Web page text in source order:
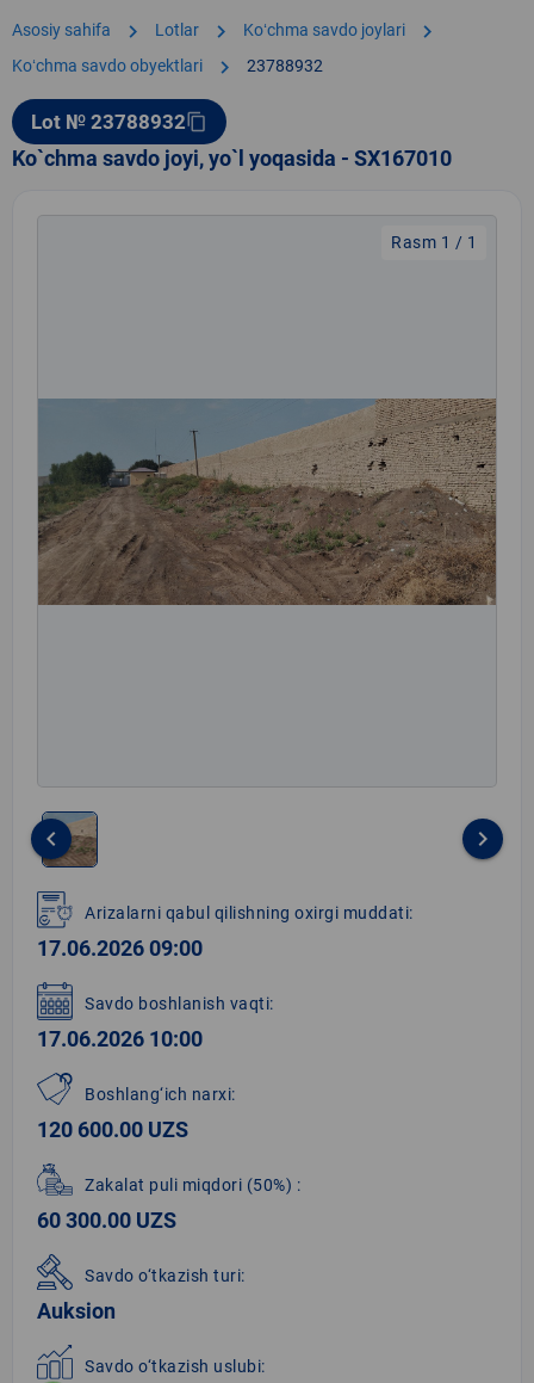
Asosiy sahifa chevron_right Lotlar chevron_right Koʻchma savdo joylari chevron_right
Koʻchma savdo obyektlari chevron_right 23788932
Lot № 23788932content_copy
Ko`chma savdo joyi, yo`l yoqasida - SX167010
Rasm 1 / 1
1
of
1
keyboard_arrow_left keyboard_arrow_right
Arizalarni qabul qilishning oxirgi muddati:
17.06.2026 09:00
Savdo boshlanish vaqti:
17.06.2026 10:00
Boshlang‘ich narxi:
120 600.00 UZS
Zakalat puli miqdori (50%) :
60 300.00 UZS
Savdo o‘tkazish turi:
Auksion
Savdo o‘tkazish uslubi: